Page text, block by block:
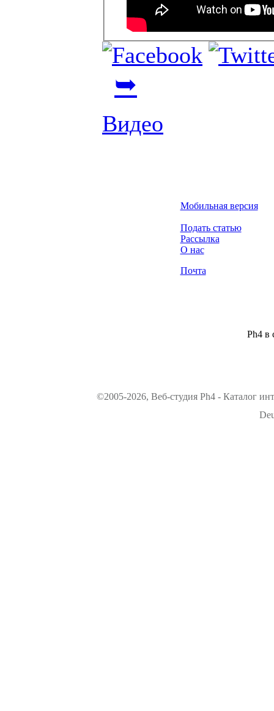
➥
Видео
Мобильная версия
Подать статью
Рассылка
О нас
Почта
Ph4 в
©2005-2026, Веб-студия Ph4 - Каталог